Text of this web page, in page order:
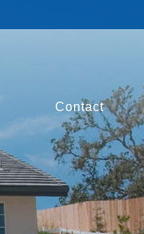
Contact